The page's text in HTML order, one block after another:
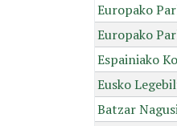
Europako
Europako
Espainiako
Eusko
Batzar